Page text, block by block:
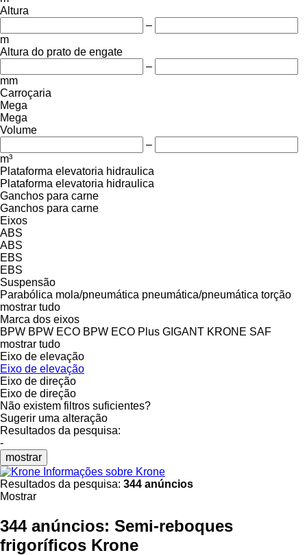
Altura
–
m
Altura do prato de engate
–
mm
Carroçaria
Mega
Mega
Volume
–
m³
Plataforma elevatoria hidraulica
Plataforma elevatoria hidraulica
Ganchos para carne
Ganchos para carne
Eixos
ABS
ABS
EBS
EBS
Suspensão
Parabólica mola/pneumática pneumática/pneumática torção
mostrar tudo
Marca dos eixos
BPW BPW ECO BPW ECO Plus GIGANT KRONE SAF
mostrar tudo
Eixo de elevação
Eixo de elevação
Eixo de direção
Eixo de direção
Não existem filtros suficientes?
Sugerir uma alteração
Resultados da pesquisa:
-
mostrar
Informações sobre Krone
Resultados da pesquisa: 344 anúncios
Mostrar
344 anúncios: Semi-reboques
frigoríficos Krone